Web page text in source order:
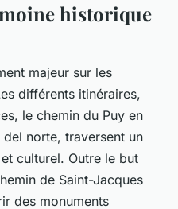
historique
majeur sur les
différents itinéraires,
le chemin du Puy en
norte, traversent un
culturel. Outre le but
de Saint-Jacques
des monuments